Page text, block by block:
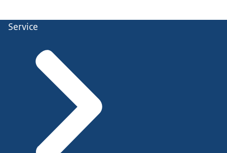
Service